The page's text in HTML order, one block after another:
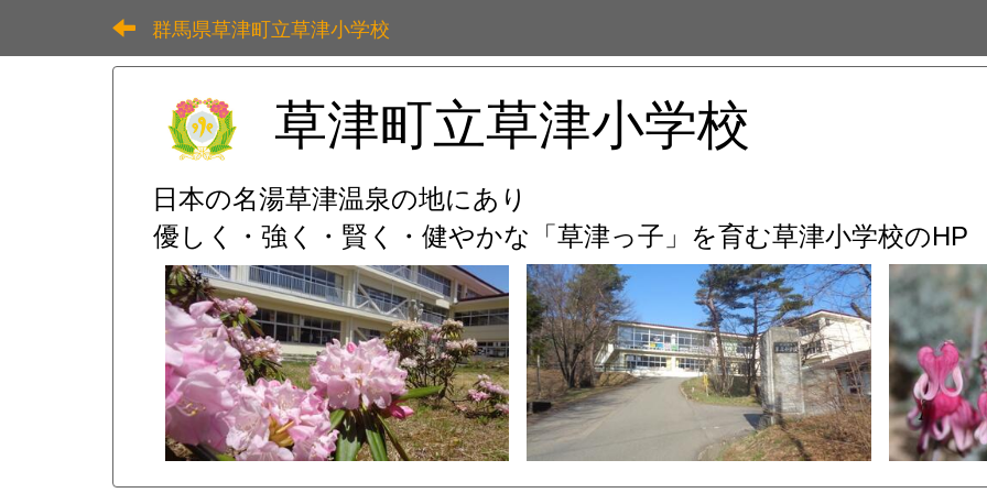
群馬県草津町立草津小学校
草津町立草津小学校
日本の名湯草津温泉の地にあり
優しく・強く・賢く・健やかな「草津っ子」を育む草津小学校のHP